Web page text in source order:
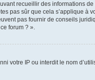
recueillir des informations
pas sûr que cela s’applique
pas fournir de conseils
forum ? ».
votre IP ou interdit le nom